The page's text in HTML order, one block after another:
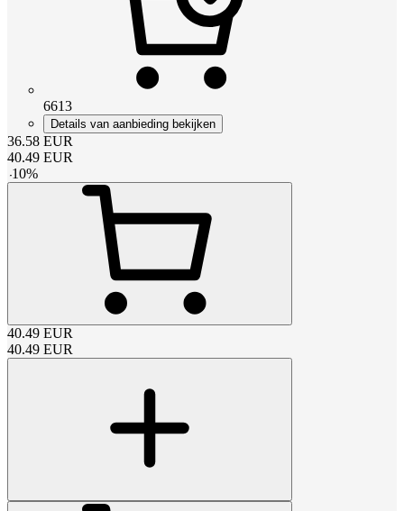
6613
Details van aanbieding bekijken
36.58 EUR
40.49 EUR
-10%
40.49 EUR
40.49 EUR